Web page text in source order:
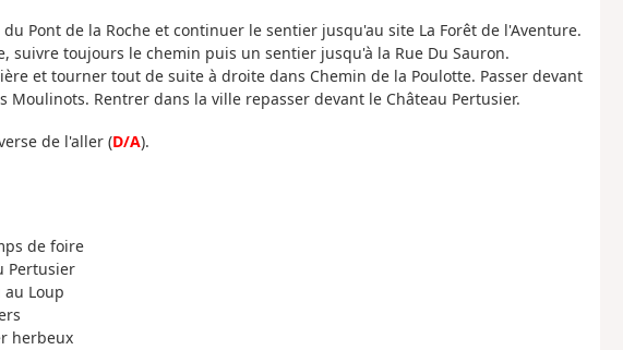
Pont de la Roche et continuer le sentier jusqu'au site La Forêt de l'Aventure.
suivre toujours le chemin puis un sentier jusqu'à la Rue Du Sauron.
et tourner tout de suite à droite dans Chemin de la Poulotte. Passer devant
Moulinots. Rentrer dans la ville repasser devant le Château Pertusier.
de l'aller (D/A).
de foire
Pertusier
Loup
herbeux